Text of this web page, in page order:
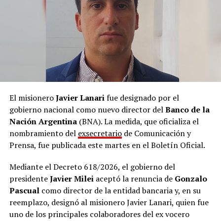
Los ataques a los que se refiere Milei se intensificaron a
través de las redes sociales y otros espacios en el marco
del último Mundial de fútbol disputado en los Estados
Unidos, México y Canadá.
El misioneroJavier Lanarifue designado por el
gobierno nacional como nuevo director delBanco de la
Nación Argentina(BNA). La medida, que oficializa el
nombramiento del exsecretariode Comunicación y
Prensa, fue publicada este martes en el Boletín Oficial.
Mediante el Decreto 618/2026, el gobierno del
presidenteJavier Mileiaceptó la renuncia de Gonzalo
Pascualcomo director de la entidad bancaria y, en su
reemplazo, designó al misionero Javier Lanari, quien fue
uno de los principales colaboradores del ex vocero